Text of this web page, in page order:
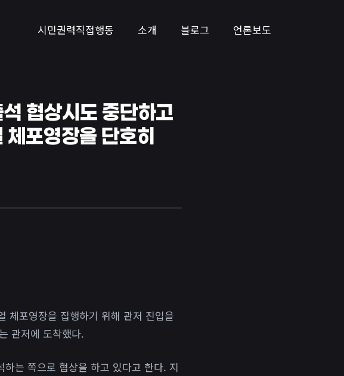
시민권력직접행동 소개 블로그 언론보도
협상시도 중단하고
포영장을 단호히
체포영장을 집행하기 위해 관저 진입을
관저에 도착했다.
는 쪽으로 협상을 하고 있다고 한다. 지